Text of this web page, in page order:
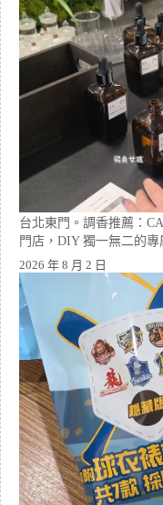
台北東門。調香推薦：
門店，DIY 獨一無二的專
2026 年 8 月 2 日